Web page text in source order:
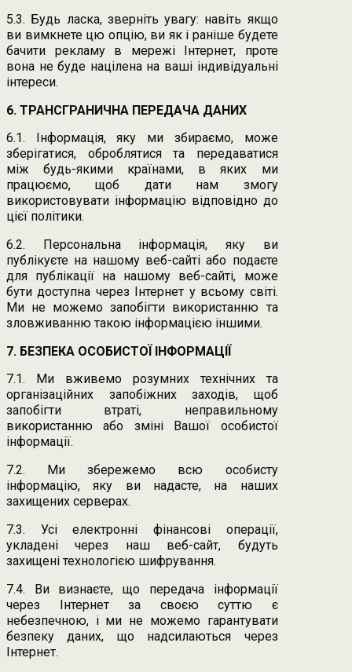
5.3. Будь ласка, зверніть увагу: навіть якщо
ви вимкнете цю опцію, ви як і раніше будете
бачити рекламу в мережі Інтернет, проте
вона не буде націлена на ваші індивідуальні
інтереси.
6. ТРАНСГРАНИЧНА ПЕРЕДАЧА ДАНИХ
6.1. Інформація, яку ми збираємо, може
зберігатися, оброблятися та передаватися
між будь-якими країнами, в яких ми
працюємо, щоб дати нам змогу
використовувати інформацію відповідно до
цієї політики.
6.2. Персональна інформація, яку ви
публікуєте на нашому веб-сайті або подаєте
для публікації на нашому веб-сайті, може
бути доступна через Інтернет у всьому світі.
Ми не можемо запобігти використанню та
зловживанню такою інформацією іншими.
7. БЕЗПЕКА ОСОБИСТОЇ ІНФОРМАЦІЇ
7.1. Ми вживемо розумних технічних та
організаційних запобіжних заходів, щоб
запобігти втраті, неправильному
використанню або зміні Вашої особистої
інформації.
7.2. Ми збережемо всю особисту
інформацію, яку ви надасте, на наших
захищених серверах.
7.3. Усі електронні фінансові операції,
укладені через наш веб-сайт, будуть
захищені технологією шифрування.
7.4. Ви визнаєте, що передача інформації
через Інтернет за своєю суттю є
небезпечною, і ми не можемо гарантувати
безпеку даних, що надсилаються через
Інтернет.